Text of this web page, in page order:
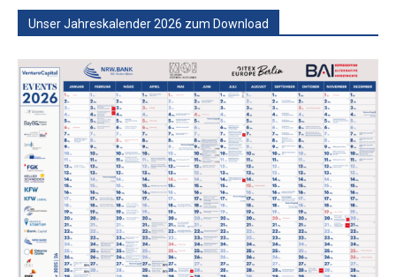
Unser Jahreskalender 2026 zum Download